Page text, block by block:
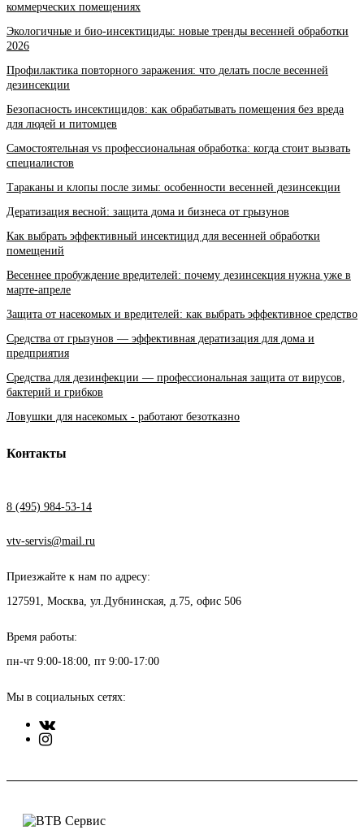
коммерческих помещениях
Экологичные и био-инсектициды: новые тренды весенней обработки
2026
Профилактика повторного заражения: что делать после весенней
дезинсекции
Безопасность инсектицидов: как обрабатывать помещения без вреда
для людей и питомцев
Самостоятельная vs профессиональная обработка: когда стоит вызвать
специалистов
Тараканы и клопы после зимы: особенности весенней дезинсекции
Дератизация весной: защита дома и бизнеса от грызунов
Как выбрать эффективный инсектицид для весенней обработки
помещений
Весеннее пробуждение вредителей: почему дезинсекция нужна уже в
марте-апреле
Защита от насекомых и вредителей: как выбрать эффективное средство
Средства от грызунов — эффективная дератизация для дома и
предприятия
Средства для дезинфекции — профессиональная защита от вирусов,
бактерий и грибков
Ловушки для насекомых - работают безотказно
Контакты
8 (495) 984-53-14
vtv-servis@mail.ru
Приезжайте к нам по адресу:
127591, Москва, ул.Дубнинская, д.75, офис 506
Время работы:
пн-чт 9:00-18:00, пт 9:00-17:00
Мы в социальных сетях: